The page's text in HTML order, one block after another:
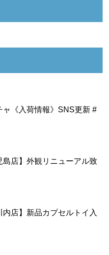
ャ《入荷情報》SNS更新 #
島店】外観リニューアル致
内店】新品カプセルトイ入